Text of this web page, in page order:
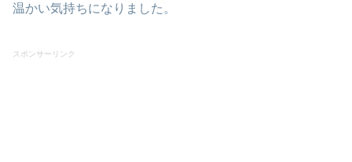
温かい気持ちになりました。
スポンサーリンク